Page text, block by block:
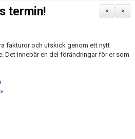
>
<
termin!
fakturor och utskick genom ett nytt
Det innebär en del förändringar för er som